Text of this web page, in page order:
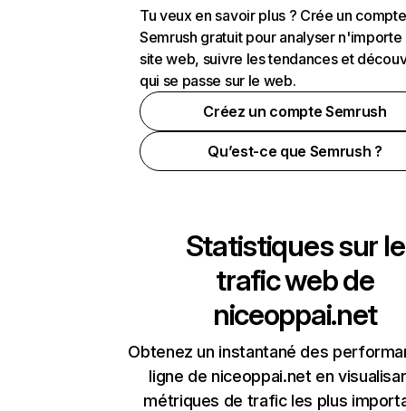
Tu veux en savoir plus ? Crée un compte
Semrush gratuit pour analyser n'importe
site web, suivre les tendances et
qui se passe sur le web.
Créez un compte Semrush
Qu’est-ce que Semrush ?
Statistiques sur le
trafic web de
niceoppai.net
Obtenez un instantané des
ligne de niceoppai.net en
métriques de trafic les plus